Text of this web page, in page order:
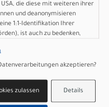
2
Ultegra
PEARL
SILVER 49
die diese mit weiteren ihrer
und deanonymisieren
1:1-Identifikation Ihrer
ist auch zu bedenken,
Union.
akzeptieren?
Details
zulassen